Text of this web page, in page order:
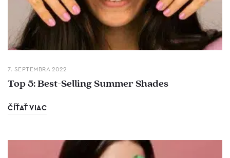
7. SEPTEMBRA 2022
Top 5: Best-Selling Summer Shades
ČÍŤAŤ VIAC